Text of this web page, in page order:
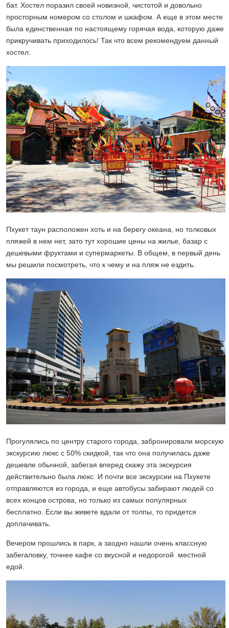
бат. Хостел поразил своей новизной, чистотой и довольно
просторным номером со столом и шкафом. А еще в этом месте
была единственная по настоящему горячая вода, которую даже
прикручивать приходилось! Так что всем рекомендуем данный
хостел.
Пхукет таун расположен хоть и на берегу океана, но толковых
пляжей в нем нет, зато тут хорошие цены на жилье, базар с
дешевыми фруктами и супермаркеты. В общем, в первый день
мы решили посмотреть, что к чему и на пляж не ездить.
Прогулялись по центру старого города, забронировали морскую
экскурсию люкс с 50% скидкой, так что она получилась даже
дешевле обычной, забегая вперед скажу эта экскурсия
действительно была люкс. И почти все экскурсии на Пхукете
отправляются из города, и еще автобусы забирают людей со
всех концов острова, но только из самых популярных
бесплатно. Если вы живете вдали от толпы, то придется
доплачивать.
Вечером прошлись в парк, а заодно нашли очень классную
забегаловку, точнее кафе со вкусной и недорогой местной
едой.